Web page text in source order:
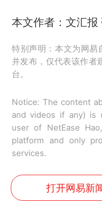
本文作者：文汇报
特别声明：本文为网易
并发布，仅代表该作者
台。
Notice: The content
and videos if any) is
user of NetEase
platform and only
services.
打开网易新